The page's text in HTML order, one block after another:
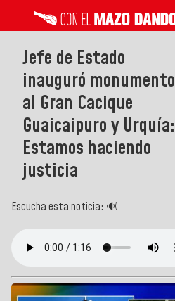
Jefe de Estado
inauguró monumento
al Gran Cacique
Guaicaipuro y Urquía:
Estamos haciendo
justicia
Escucha esta noticia: 🔊